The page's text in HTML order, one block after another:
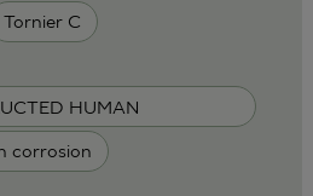
Tornier C
HUMAN
corrosion